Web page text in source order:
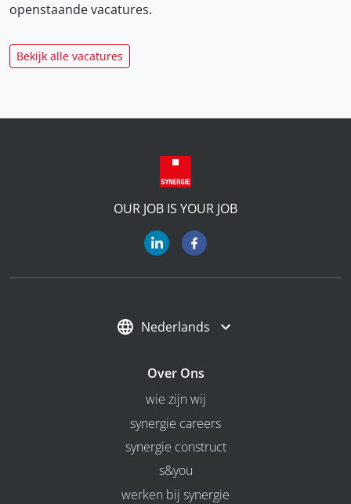
openstaande vacatures.
Bekijk alle vacatures
OUR JOB IS YOUR JOB
Nederlands
Over Ons
wie zijn wij
synergie careers
synergie construct
s&you
werken bij synergie